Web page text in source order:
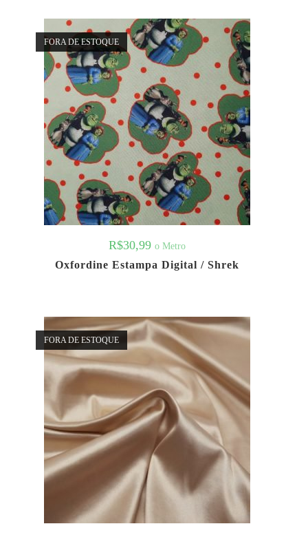
FORA DE ESTOQUE
R$30,99 o Metro
Oxfordine Estampa Digital / Shrek
FORA DE ESTOQUE